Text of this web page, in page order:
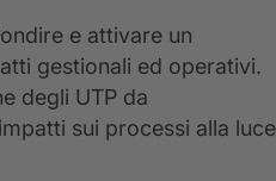
e attivare un
gestionali ed operativi.
degli UTP da
sui processi alla luce